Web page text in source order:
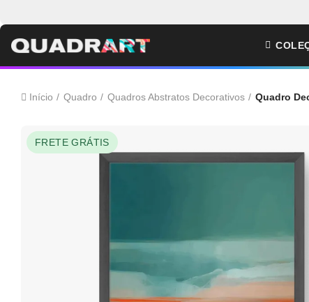
Início Quadro Quadros Abstratos Decorativos Quadro
FRETE GRÁTIS